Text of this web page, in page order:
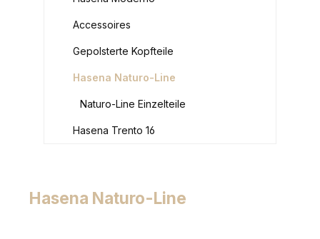
Accessoires
Gepolsterte Kopfteile
Hasena Naturo-Line
Naturo-Line Einzelteile
Hasena Trento 16
Hasena Naturo-Line